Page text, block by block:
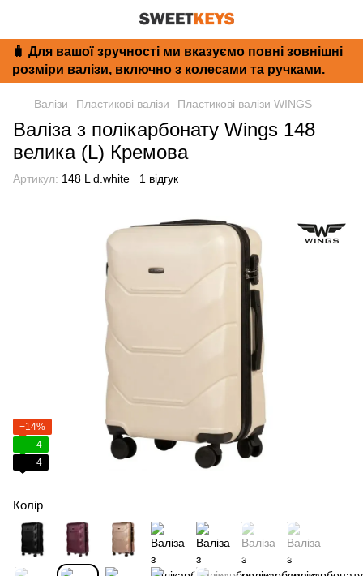
🧳 Для вашої зручності ми вказуємо повні зовнішні
розміри валізи, включно з колесами та ручками.
Валізи Пластикові валізи Пластикові валізи WINGS
Валіза з полікарбонату Wings 148
велика (L) Кремова
Артикул: 148 L d.white 1 відгук
−14%
4
4
Колір